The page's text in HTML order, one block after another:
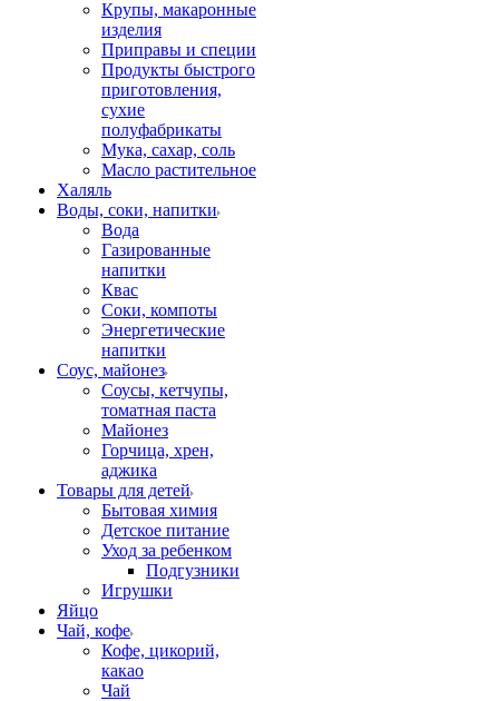
Крупы, макаронные
изделия
Приправы и специи
Продукты быстрого
приготовления,
сухие
полуфабрикаты
Мука, сахар, соль
Масло растительное
Халяль
Воды, соки, напитки
Вода
Газированные
напитки
Квас
Соки, компоты
Энергетические
напитки
Соус, майонез
Соусы, кетчупы,
томатная паста
Майонез
Горчица, хрен,
аджика
Товары для детей
Бытовая химия
Детское питание
Уход за ребенком
Подгузники
Игрушки
Яйцо
Чай, кофе
Кофе, цикорий,
какао
Чай